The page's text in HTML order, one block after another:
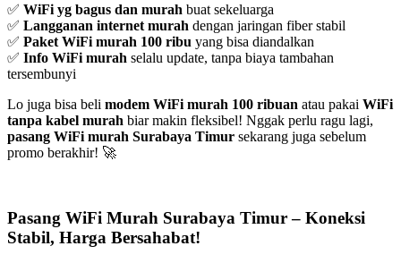
✅ WiFi yg bagus dan murah buat sekeluarga
✅ Langganan internet murah dengan jaringan fiber stabil
✅ Paket WiFi murah 100 ribu yang bisa diandalkan
✅ Info WiFi murah selalu update, tanpa biaya tambahan
tersembunyi
Lo juga bisa beli modem WiFi murah 100 ribuan atau pakai WiFi
tanpa kabel murah biar makin fleksibel! Nggak perlu ragu lagi,
pasang WiFi murah Surabaya Timur sekarang juga sebelum
promo berakhir! 🚀
Pasang WiFi Murah Surabaya Timur – Koneksi
Stabil, Harga Bersahabat!